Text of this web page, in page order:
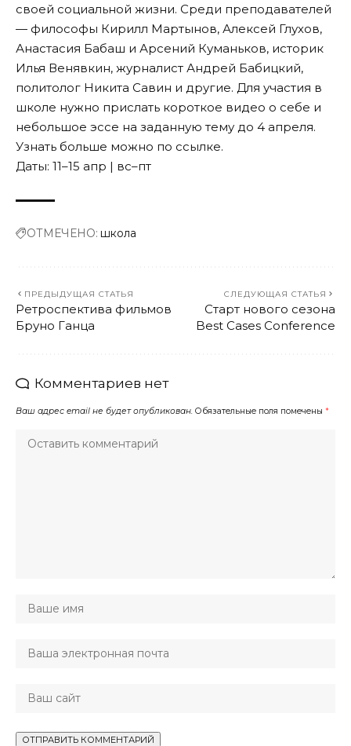
своей социальной жизни. Среди преподавателей
— философы Кирилл Мартынов, Алексей Глухов,
Анастасия Бабаш и Арсений Куманьков, историк
Илья Венявкин, журналист Андрей Бабицкий,
политолог Никита Савин и другие. Для участия в
школе нужно прислать короткое видео о себе и
небольшое эссе на заданную тему до 4 апреля.
Узнать больше можно по ссылке.
Даты: 11–15 апр | вс–пт
ОТМЕЧЕНО: школа
ПРЕДЫДУЩАЯ СТАТЬЯ
Ретроспектива фильмов
Бруно Ганца
СЛЕДУЮЩАЯ СТАТЬЯ
Старт нового сезона
Best Cases Conference
Комментариев нет
Ваш адрес email не будет опубликован. Обязательные поля помечены *